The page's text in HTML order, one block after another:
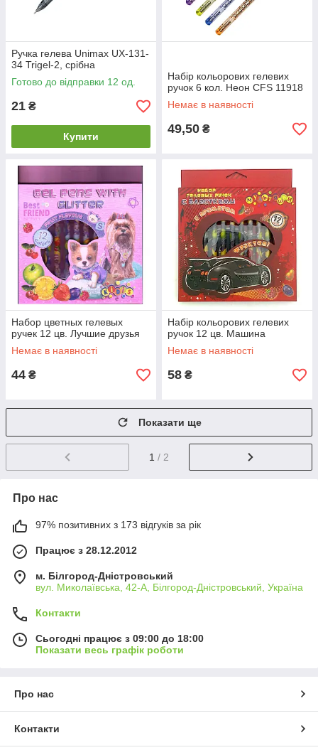
Ручка гелева Unimax UX-131-
34 Trigel-2, срібна
Готово до відправки 12 од.
21 ₴
Купити
Набір кольорових гелевих
ручок 6 кол. Неон CFS 11918
Немає в наявності
49,50 ₴
Набор цветных гелевых
ручек 12 цв. Лучшие друзья
Немає в наявності
44 ₴
Набір кольорових гелевих
ручок 12 цв. Машина
Немає в наявності
58 ₴
Показати ще
1 / 2
Про нас
97% позитивних з 173 відгуків за рік
Працює з 28.12.2012
м. Білгород-Дністровський
вул. Миколаївська, 42-А, Білгород-Дністровський, Україна
Контакти
Сьогодні працює з 09:00 до 18:00
Показати весь графік роботи
Про нас
Контакти